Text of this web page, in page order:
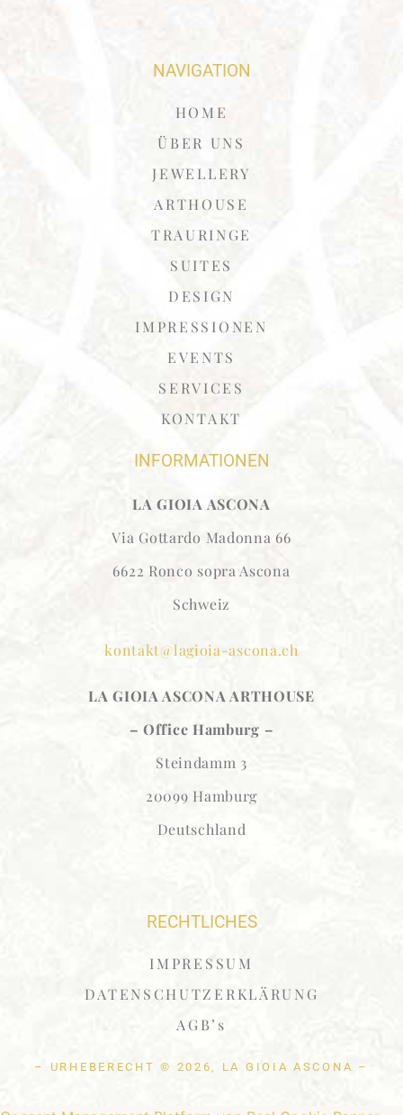
NAVIGATION
HOME
ÜBER UNS
JEWELLERY
ARTHOUSE
TRAURINGE
SUITES
DESIGN
IMPRESSIONEN
EVENTS
SERVICES
KONTAKT
INFORMATIONEN
LA GIOIA ASCONA
Via Gottardo Madonna 66
6622 Ronco sopra Ascona
Schweiz
kontakt@lagioia-ascona.ch
LA GIOIA ASCONAARTHOUSE
– Office Hamburg –
Steindamm 3
20099 Hamburg
Deutschland
RECHTLICHES
IMPRESSUM
DATENSCHUTZERKLÄRUNG
AGB’s
– URHEBERECHT © 2026, LA GIOIA ASCONA –